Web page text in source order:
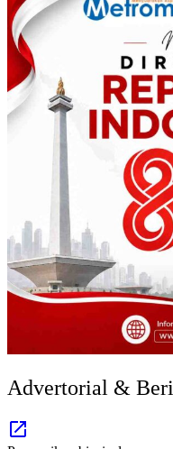
Advertorial &